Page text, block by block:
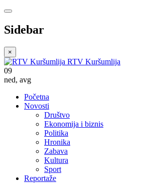
Sidebar
×
RTV Kuršumlija
09
ned, avg
Početna
Novosti
Društvo
Ekonomija i biznis
Politika
Hronika
Zabava
Kultura
Sport
Reportaže